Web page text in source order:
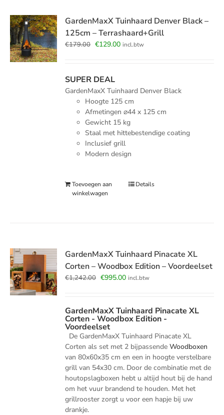
GardenMaxX Tuinhaard Denver Black –
125cm – Terrashaard+Grill
€179.00 Oorspronkelijke
€179.00.
€129.00Huidige
incl.btw
SUPER DEAL
GardenMaxX Tuinhaard Denver Black
Hoogte 125 cm
Afmetingen⌀44 x 125 cm
Gewicht 15 kg
Staal met hittebestendige coating
Inclusief grill
Modern design
Toevoegen aan
winkelwagen
Details
GardenMaxX Tuinhaard Pinacate XL
Corten – Woodbox Edition – Voordeelset
€1,242.00 Oorspronkelijke
€1,242.00.
€995.00Huidige
€995.00.
incl.btw
GardenMaxX Tuinhaard Pinacate XL
Corten - Woodbox Edition -
Voordeelset
De GardenMaxX Tuinhaard Pinacate XL
Corten als set met 2 bijpassendeWoodboxen
van 80x60x35 cm en een in hoogte verstelbare
grill van 54x30 cm. Door de combinatie met de
houtopslagboxen hebt u altijd hout bij de hand
om het vuur brandend te houden. Met het
grillrooster zorgt u voor een hapje bij uw
drankje.